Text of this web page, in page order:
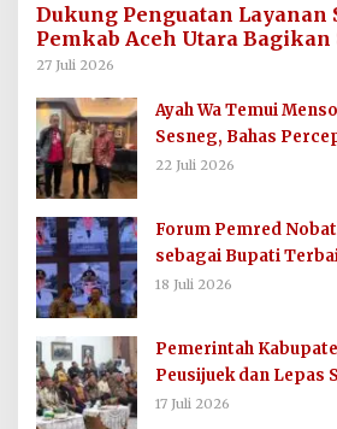
Dukung Penguatan Layanan
Pemkab Aceh Utara Bagikan
untuk Imum Gampong
27 Juli 2026
Ayah Wa Temui
Sesneg, Bahas
Dana Direktif Presiden
22 Juli 2026
Forum Pemred
sebagai Bupati
Komunikasi dan
18 Juli 2026
Pemerintah
Peusijuek dan Lepas
0103/AUT
17 Juli 2026